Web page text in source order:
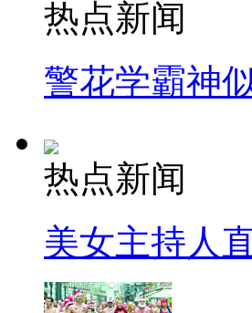
热点新闻
警花学霸神
热点新闻
美女主持人